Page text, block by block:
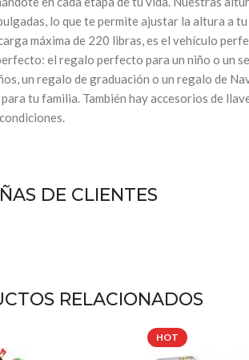
lo que te permite ajustar la altura a
máxima de 220 libras, es el vehículo
el regalo perfecto para un niño o un
un regalo de graduación o un regalo de
tu familia. También hay accesorios de
DE CLIENTES
RELACIONADOS
HOT